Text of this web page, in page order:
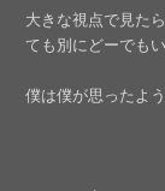
大きな視点で見た
ても別にどーでも
僕は僕が思ったよ